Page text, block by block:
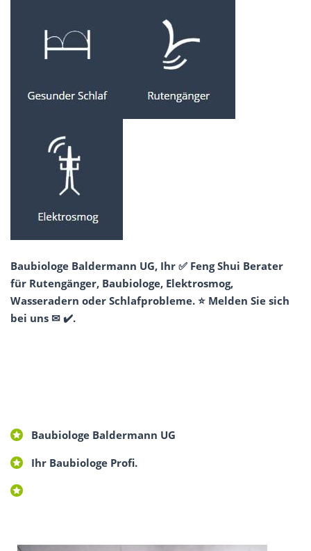
Baubiologe Baldermann UG, Ihr ✅ Feng Shui Berater
für Rutengänger, Baubiologe, Elektrosmog,
Wasseradern oder Schlafprobleme. ⭐ Melden Sie sich
bei uns ✉ ✔️.
Baubiologe Baldermann UG
Ihr Baubiologe Profi.